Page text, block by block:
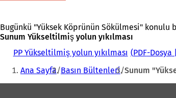
Bugünkü "Yüksek Köprünün Sökülmesi"
Sunum Yükseltilmiş yolun yıkılması
PP Yükseltilmiş yolun yıkılması
PDF-Dosya
Buradasınız:
Ana Sayfa Basın Bültenleri Sunum